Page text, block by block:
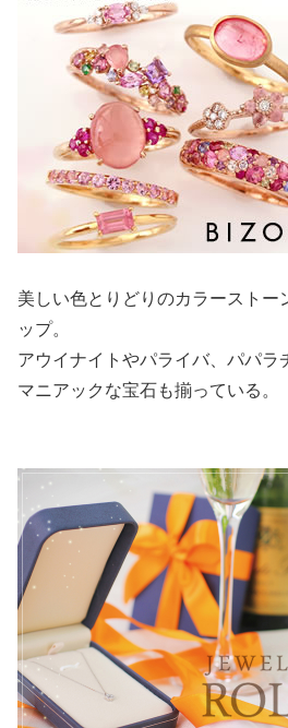
美しい色とりどりのカラーストー
ップ。
アウイナイトやパライバ、パパラ
マニアックな宝石も揃っている。